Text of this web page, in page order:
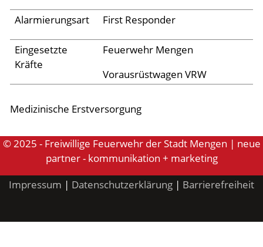
Aktuelles
Links
Alarmierungsart First Responder
Eingesetzte
Kräfte
Feuerwehr Mengen
Vorausrüstwagen VRW
Medizinische Erstversorgung
© 2025 - Freiwillige Feuerwehr der Stadt Mengen | neue
partner - kommunikation + marketing
Impressum | Datenschutzerklärung | Barrierefreiheit